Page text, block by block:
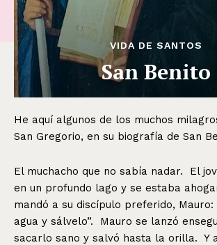
VIDA DE SANTOS
San Benito
He aquí algunos de los muchos
San Gregorio, en su biografía de San
El muchacho que no sabía nadar. El
en un profundo lago y se estaba
mandó a su discípulo preferido, Mauro:
agua y sálvelo”. Mauro se lanzó
sacarlo sano y salvó hasta la orilla. Y